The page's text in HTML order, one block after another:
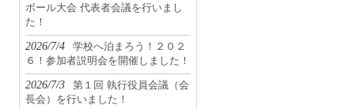
ボール大会 代表者会議を行いまし
た！
2026/7/4
学校へ泊まろう！２０２
６！参加者説明会を開催しました！
2026/7/3
第１回 執行役員会議（会
長会）を行いました！